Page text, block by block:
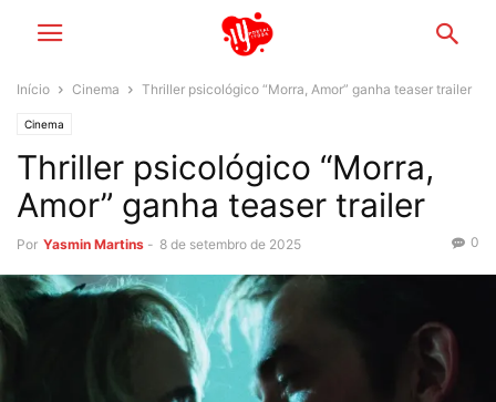
Início Cinema Thriller psicológico “Morra, Amor” ganha teaser trailer
Cinema
Thriller psicológico “Morra,
Amor” ganha teaser trailer
Por Yasmin Martins - 8 de setembro de 2025 0